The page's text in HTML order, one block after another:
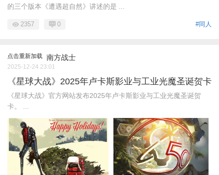
的三个版本《遭遇超自然》讲述的是 ...
#同人
2357 0
点击重新加载 南方战士
2025-12-24 23:01
《星球大战》2025年卢卡斯影业与工业光魔圣诞贺卡
《星球大战》官方网站发布2025年卢卡斯影业与工业光魔圣诞贺
卡。 ...